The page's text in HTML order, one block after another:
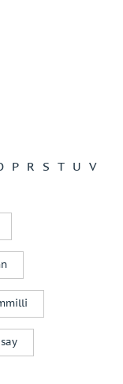
P R S T U V